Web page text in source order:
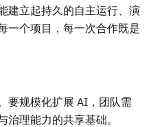
建立起持久的自主运行、演
一个项目，每一次合作既是
要规模化扩展 AI，团队需
理能力的共享基础。